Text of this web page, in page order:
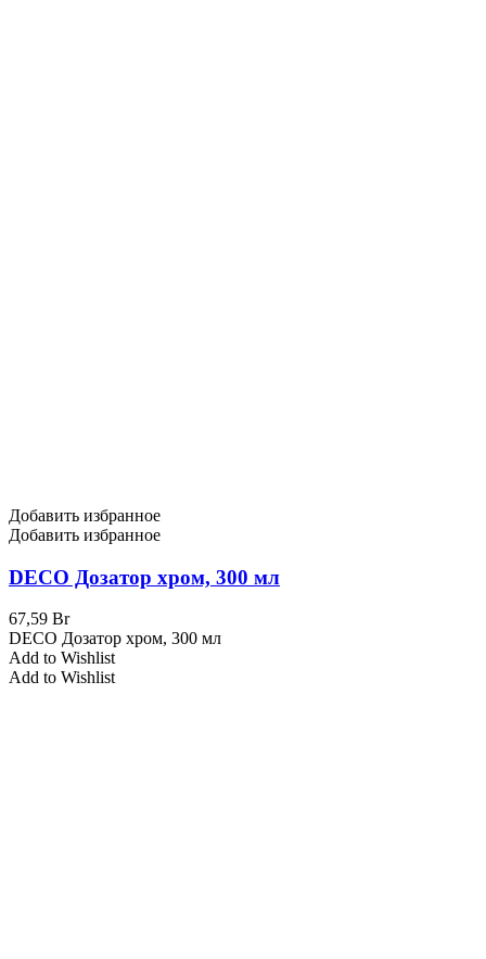
Добавить избранное
Добавить избранное
DECO Дозатор хром, 300 мл
67,59 Br
DECO Дозатор хром, 300 мл
Add to Wishlist
Add to Wishlist